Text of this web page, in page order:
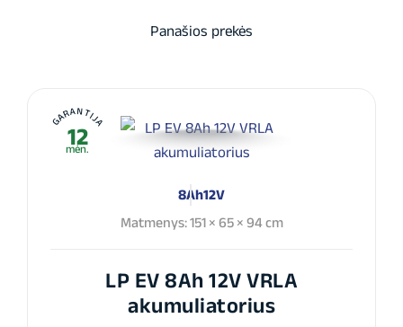
Panašios prekės
GARANTIJA
12
mėn.
8Ah12V
Matmenys: 151 × 65 × 94 cm
LP EV 8Ah 12V VRLA
akumuliatorius